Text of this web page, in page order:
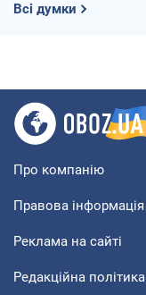
Всі думки
Про компанію
Правова інформація
Реклама на сайті
Редакційна політика